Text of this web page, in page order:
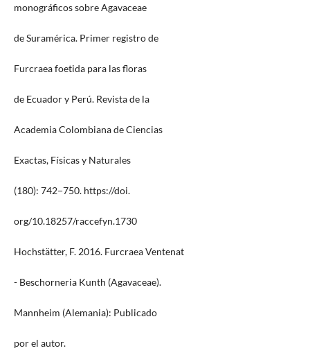
monográficos sobre Agavaceae
de Suramérica. Primer registro de
Furcraea foetida para las floras
de Ecuador y Perú. Revista de la
Academia Colombiana de Ciencias
Exactas, Físicas y Naturales
(180): 742−750. https://doi.
org/10.18257/raccefyn.1730
Hochstätter, F. 2016. Furcraea Ventenat
- Beschorneria Kunth (Agavaceae).
Mannheim (Alemania): Publicado
por el autor.